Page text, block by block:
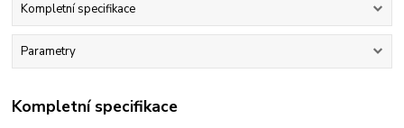
Kompletní specifikace
Parametry
Kompletní specifikace